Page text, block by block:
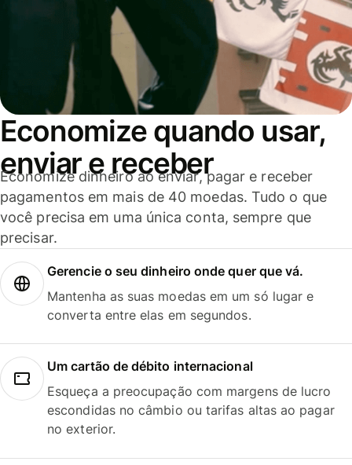
Economize quando usar,
enviar e receber
Economize dinheiro ao enviar, pagar e receber
pagamentos em mais de 40 moedas. Tudo o que
você precisa em uma única conta, sempre que
precisar.
Gerencie o seu dinheiro onde quer que vá.
Mantenha as suas moedas em um só lugar e
converta entre elas em segundos.
Um cartão de débito internacional
Esqueça a preocupação com margens de lucro
escondidas no câmbio ou tarifas altas ao pagar
no exterior.